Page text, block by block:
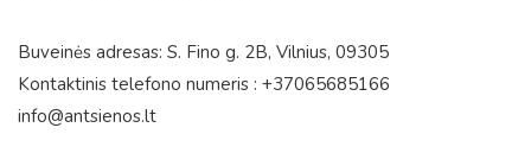
Buveinės adresas: S. Fino g. 2B, Vilnius, 09305
Kontaktinis telefono numeris : +37065685166
info@antsienos.lt